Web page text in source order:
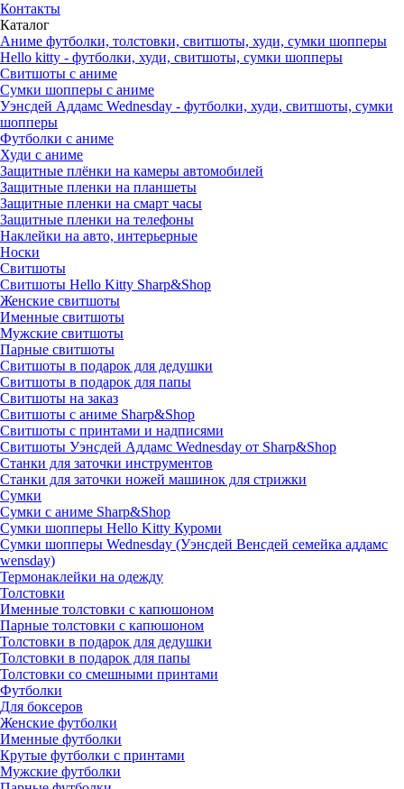
Контакты
Каталог
Аниме футболки, толстовки, свитшоты, худи, сумки шопперы
Hello kitty - футболки, худи, свитшоты, сумки шопперы
Свитшоты с аниме
Сумки шопперы с аниме
Уэнсдей Аддамс Wednesday - футболки, худи, свитшоты, сумки
шопперы
Футболки с аниме
Худи с аниме
Защитные плёнки на камеры автомобилей
Защитные пленки на планшеты
Защитные пленки на смарт часы
Защитные пленки на телефоны
Наклейки на авто, интерьерные
Носки
Свитшоты
Cвитшоты Hello Kitty Sharp&Shop
Женские свитшоты
Именные свитшоты
Мужские свитшоты
Парные свитшоты
Свитшоты в подарок для дедушки
Свитшоты в подарок для папы
Свитшоты на заказ
Свитшоты с аниме Sharp&Shop
Свитшоты с принтами и надписями
Свитшоты Уэнсдей Аддамс Wednesday от Sharp&Shop
Станки для заточки инструментов
Станки для заточки ножей машинок для стрижки
Сумки
Сумки с аниме Sharp&Shop
Сумки шопперы Hello Kitty Куроми
Сумки шопперы Wednesday (Уэнсдей Венсдей семейка аддамс
wensday)
Термонаклейки на одежду
Толстовки
Именные толстовки с капюшоном
Парные толстовки с капюшоном
Толстовки в подарок для дедушки
Толстовки в подарок для папы
Толстовки со смешными принтами
Футболки
Для боксеров
Женские футболки
Именные футболки
Крутые футболки с принтами
Мужские футболки